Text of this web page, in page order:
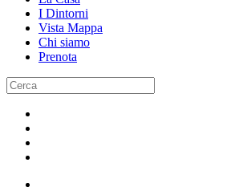
I Dintorni
Vista Mappa
Chi siamo
Prenota